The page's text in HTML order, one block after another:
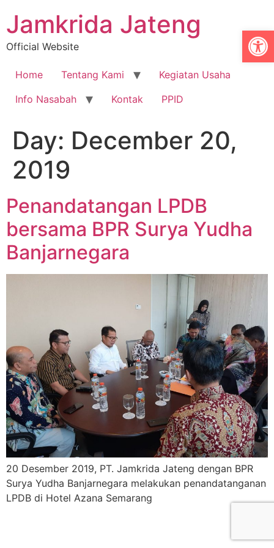
Jamkrida Jateng
Official Website
Home Tentang Kami
Kegiatan Usaha
Info Nasabah
Kontak PPID
Day: December 20,
2019
Penandatangan LPDB
bersama BPR Surya Yudha
Banjarnegara
20 Desember 2019, PT. Jamkrida Jateng dengan BPR
Surya Yudha Banjarnegara melakukan penandatanganan
LPDB di Hotel Azana Semarang